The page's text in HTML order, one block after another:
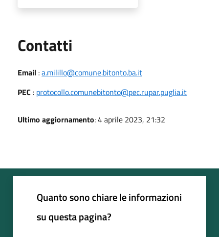
Contatti
Email :a.milillo@comune.bitonto.ba.it
PEC : protocollo.comunebitonto@pec.rupar.puglia.it
Ultimo aggiornamento: 4 aprile 2023, 21:32
Quanto sono chiare le informazioni
su questa pagina?